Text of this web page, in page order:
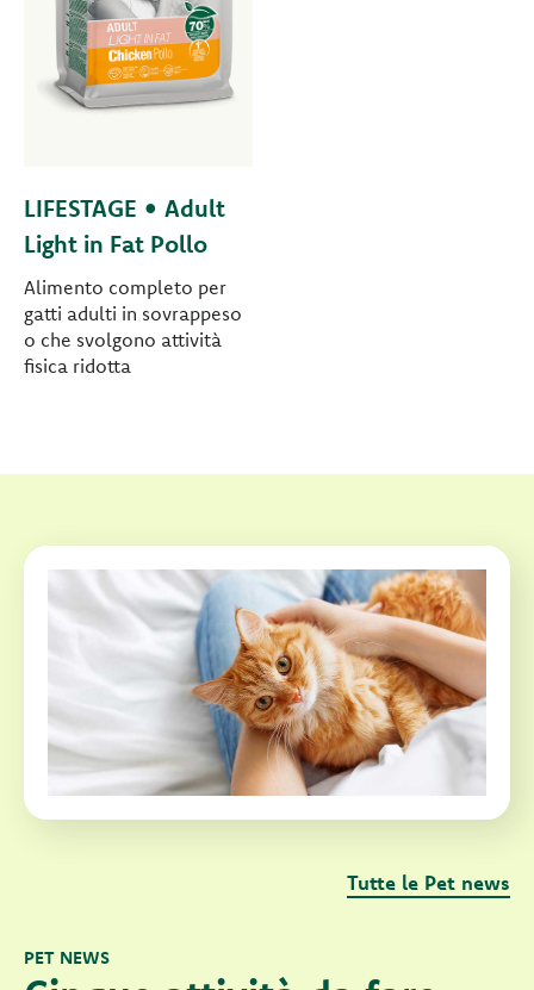
LIFESTAGE • Adult
Light in Fat Pollo
Alimento completo per
gatti adulti in sovrappeso
o che svolgono attività
fisica ridotta
PET NEWS
Tutte le Pet news